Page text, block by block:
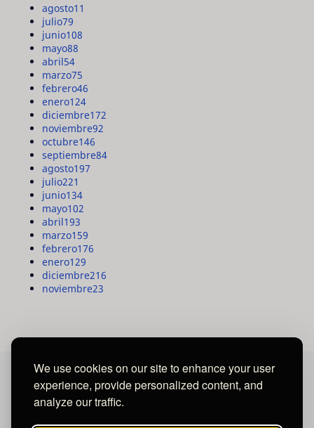
We use cookies on our site to enhance your user
experience, provide personalized content, and
analyze our traffic.
agosto11
julio79
junio108
mayo88
abril54
marzo75
febrero46
enero124
diciembre172
noviembre92
octubre146
septiembre84
agosto197
julio221
junio134
mayo102
abril193
marzo159
febrero176
enero129
diciembre216
noviembre23
MAYA MEDIA GROUP